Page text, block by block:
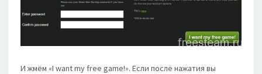
И жмём «I want my free game!». Если после нажатия вы